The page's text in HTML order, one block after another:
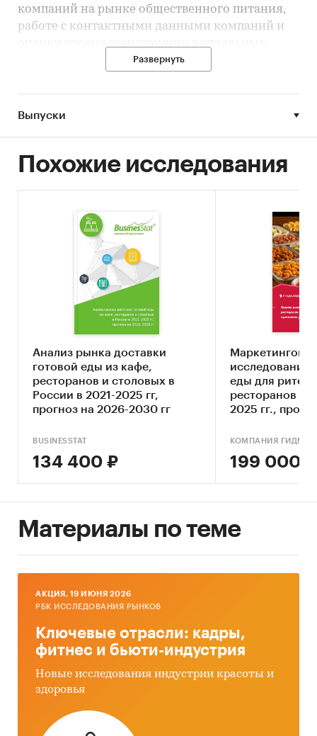
компаний на рынке общественного питания,
работе с контактными данными компаний и
Россия
База компаний
Развернуть
Выпуски
Похожие исследования
Анализ рынка доставки
готовой еды из кафе,
ресторанов и столовых в
России в 2021-2025 гг,
прогноз на 2026-2030 гг
BUSINESSTAT
134 400 ₽
Маркетинговое
исследование
еды для
ресторанов в
2025 гг.,
КОМПАНИЯ
199 000 ₽
Материалы по теме
AКЦИЯ, 19 ИЮНЯ 2026
РБК ИССЛЕДОВАНИЯ РЫНКОВ
Ключевые отрасли: кадры,
фитнес и бьюти-индустрия
Новые исследования индустрии красоты и
здоровья